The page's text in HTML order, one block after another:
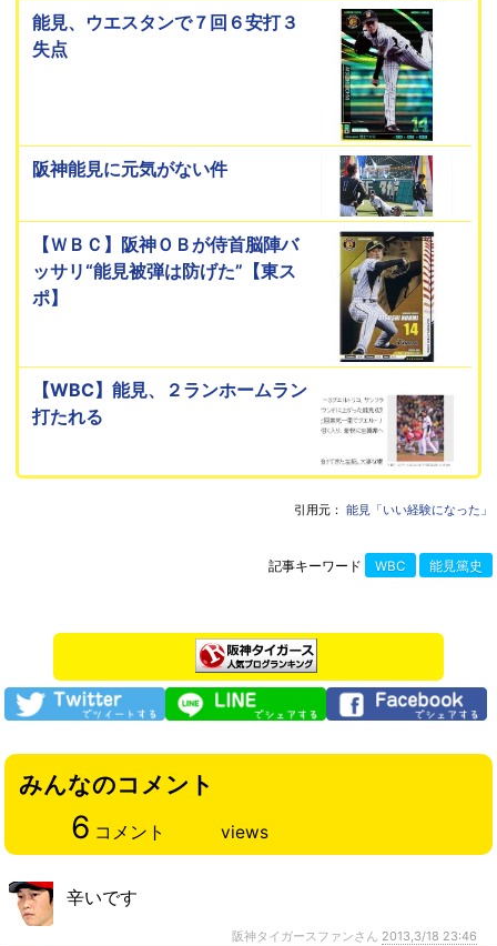
能見、ウエスタンで７回６安打３
失点
阪神能見に元気がない件
【ＷＢＣ】阪神ＯＢが侍首脳陣バ
ッサリ“能見被弾は防げた”【東ス
ポ】
【WBC】能見、２ランホームラン
打たれる
引用元： 能見「いい経験になった」
記事キーワード WBC 能見篤史
みんなのコメント
6 コメント views
辛いです
阪神タイガースファンさん 2013,3/18 23:46